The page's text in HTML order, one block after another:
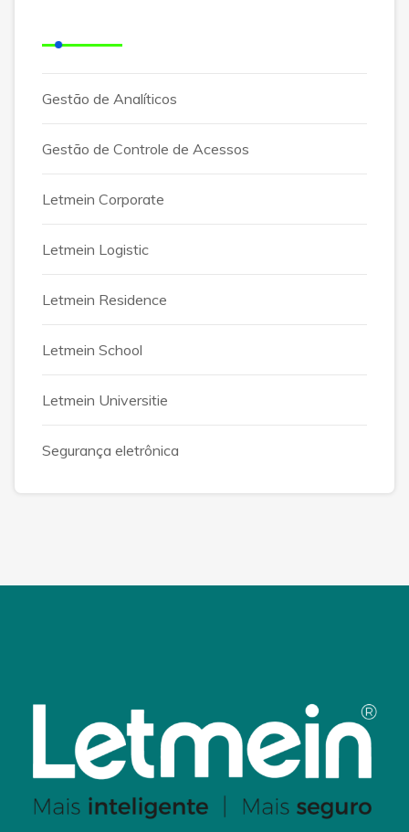
Gestão de Analíticos
Gestão de Controle de Acessos
Letmein Corporate
Letmein Logistic
Letmein Residence
Letmein School
Letmein Universitie
Segurança eletrônica